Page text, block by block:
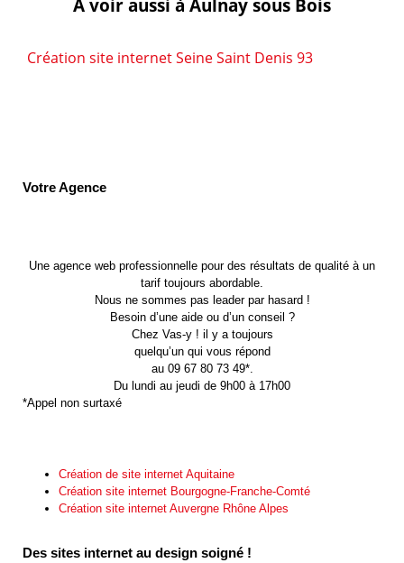
A voir aussi à Aulnay sous Bois
Création site internet Seine Saint Denis 93
Votre Agence
Une agence web professionnelle pour des résultats de qualité à un
tarif toujours abordable.
Nous ne sommes pas leader par hasard !
Besoin d’une aide ou d’un conseil ?
Chez Vas-y ! il y a toujours
quelqu’un qui vous répond
au 09 67 80 73 49*.
Du lundi au jeudi de 9h00 à 17h00
*Appel non surtaxé
Création de site internet Aquitaine
Création site internet Bourgogne-Franche-Comté
Création site internet Auvergne Rhône Alpes
Des sites internet au design soigné !